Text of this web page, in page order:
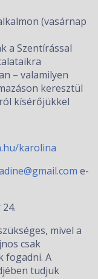
(vasárnap
a Szentírással
– valamilyen
keresztül
kísérőjükkel
karolina
e-
mivel a
csak
fogadni. A
tudjuk